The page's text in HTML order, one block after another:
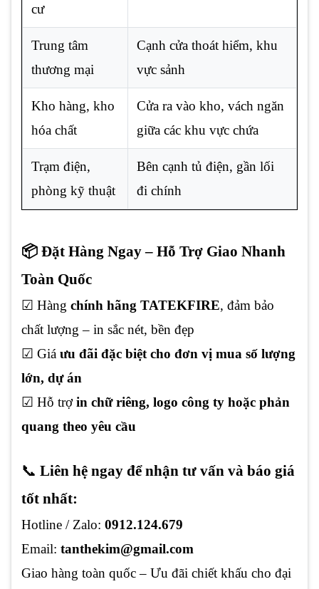
cư
Trung tâm
thương mại
Cạnh cửa thoát hiểm, khu
vực sảnh
Kho hàng, kho
hóa chất
Cửa ra vào kho, vách ngăn
giữa các khu vực chứa
Trạm điện,
phòng kỹ thuật
Bên cạnh tủ điện, gần lối
đi chính
📦 Đặt Hàng Ngay – Hỗ Trợ Giao Nhanh
Toàn Quốc
☑ Hàng chính hãng TATEKFIRE, đảm bảo
chất lượng – in sắc nét, bền đẹp
☑ Giá ưu đãi đặc biệt cho đơn vị mua số lượng
lớn, dự án
☑ Hỗ trợin chữ riêng, logo công ty hoặc phản
quang theo yêu cầu
📞 Liên hệ ngay để nhận tư vấn và báo giá
tốt nhất:
Hotline / Zalo: 0912.124.679
Email: tanthekim@gmail.com
Giao hàng toàn quốc – Ưu đãi chiết khấu cho đại